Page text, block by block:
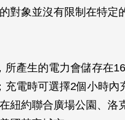
對象並沒有限制在特定
產生的電力會儲存在
電時可選擇2個小時內
紐約聯合廣場公園、洛